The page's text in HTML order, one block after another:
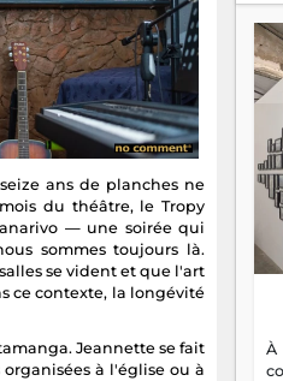
ans de planches ne
du théâtre, le Tropy
— une soirée qui
sommes toujours là.
se vident et que l'art
ce contexte, la longévité
Jeannette se fait
à l'église ou à